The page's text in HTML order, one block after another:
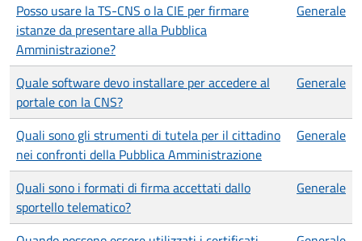
Posso usare la TS-CNS o la CIE per firmare
istanze da presentare alla Pubblica
Amministrazione?
Generale
Quale software devo installare per accedere al
portale con la CNS?
Generale
Quali sono gli strumenti di tutela per il cittadino
nei confronti della Pubblica Amministrazione
Generale
Quali sono i formati di firma accettati dallo
sportello telematico?
Generale